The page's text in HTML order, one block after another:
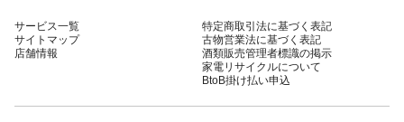
サービス一覧
サイトマップ
店舗情報
特定商取引法に基づく表記
古物営業法に基づく表記
酒類販売管理者標識の掲示
家電リサイクルについて
BtoB掛け払い申込